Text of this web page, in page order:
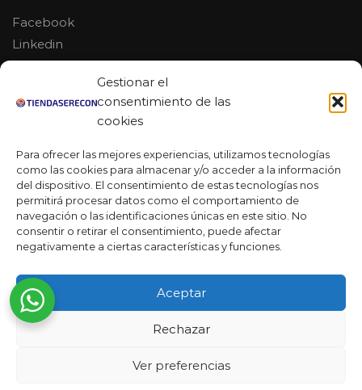
Gestionar el
consentimiento de las
cookies
Para ofrecer las mejores experiencias, utilizamos tecnologías
como las cookies para almacenar y/o acceder a la información
del dispositivo. El consentimiento de estas tecnologías nos
permitirá procesar datos como el comportamiento de
navegación o las identificaciones únicas en este sitio. No
consentir o retirar el consentimiento, puede afectar
negativamente a ciertas características y funciones.
Aceptar
Rechazar
Ver preferencias
Facebook
Linkedin
Youtube
MAS DE 50 RESEÑAS
★★★★★
La verdad es que fue una compra muy económica, la
calidad mucho mejor de lo que esperaba y la entrega en un
día. ¡Estoy muy satisfecha con la atención al cliente y el
servicio!
Desarrollado por
Ready Marketing 2023 ©